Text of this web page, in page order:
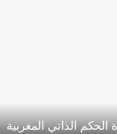
الحكم الذاتي المغربية